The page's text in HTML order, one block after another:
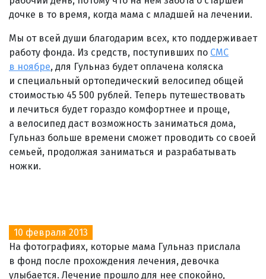
дочке в то время, когда мама с младшей на лечении.
Мы от всей души благодарим всех, кто поддерживает
работу фонда. Из средств, поступивших по СМС
в ноябре, для Гульназ будет оплачена коляска
и специальный ортопедический велосипед общей
стоимостью 45 500 рублей. Теперь путешествовать
и лечиться будет гораздо комфортнее и проще,
а велосипед даст возможность заниматься дома,
Гульназ больше времени сможет проводить со своей
семьей, продолжая заниматься и разрабатывать
ножки.
10 февраля 2013
На фотографиях, которые мама Гульназ прислала
в фонд после прохождения лечения, девочка
улыбается. Лечение прошло для нее спокойно,